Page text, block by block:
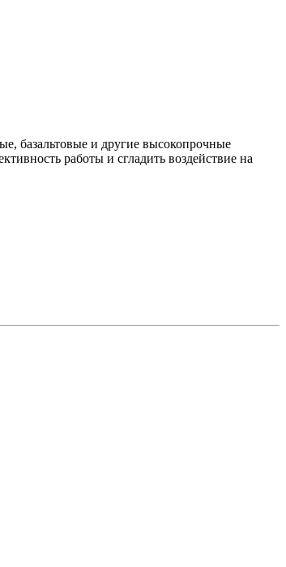
базальтовые и другие высокопрочные
работы и сгладить воздействие на